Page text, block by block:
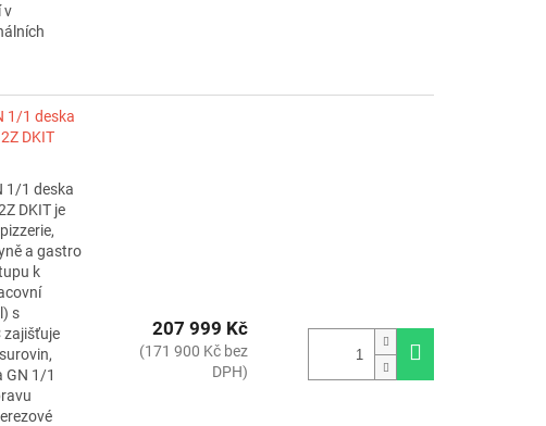
v
1/1 deska
DKIT
1/1 deska
DKIT je
a gastro
k
s
zajišťuje
GN 1/1
207 999 Kč
(171 900 Kč bez
DPH)